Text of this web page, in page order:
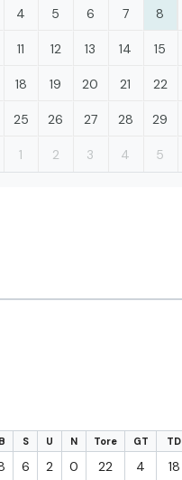
4 5 6 7 8
11 12 13 14 15
18 19 20 21 22
25 26 27 28 29
1 2 3 4 5
B S U N Tore GT TD
6 2 0 22 4 18